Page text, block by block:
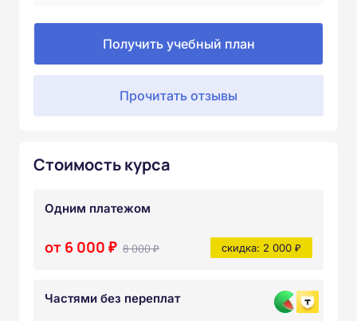
Получить учебный план
Прочитать отзывы
Стоимость курса
Одним платежом
от 6 000 ₽ 8 000 ₽ скидка: 2 000 ₽
Частями без переплат